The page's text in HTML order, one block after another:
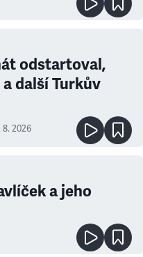
odstartoval,
další Turkův
8. 2026
a jeho